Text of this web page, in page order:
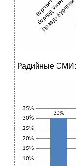
Радийные СМИ: